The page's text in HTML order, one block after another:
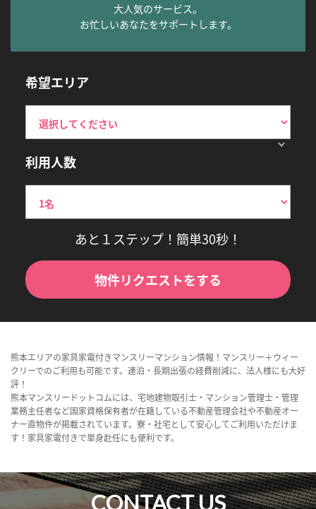
大人気のサービス。
お忙しいあなたをサポートします。
希望エリア
利用人数
あと１ステップ！簡単30秒！
物件リクエストをする
熊本エリアの家具家電付きマンスリーマンション情報！マンスリー＋ウィー
クリーでのご利用も可能です。連泊・長期出張の経費削減に、法人様にも大好
評！
熊本マンスリードットコムには、宅地建物取引士・マンション管理士・管理
業務主任者など国家資格保有者が在籍している不動産管理会社や不動産オー
ナー直物件が掲載されています。寮・社宅として安心してご利用いただけま
す！家具家電付きで単身赴任にも便利です。
CONTACT US